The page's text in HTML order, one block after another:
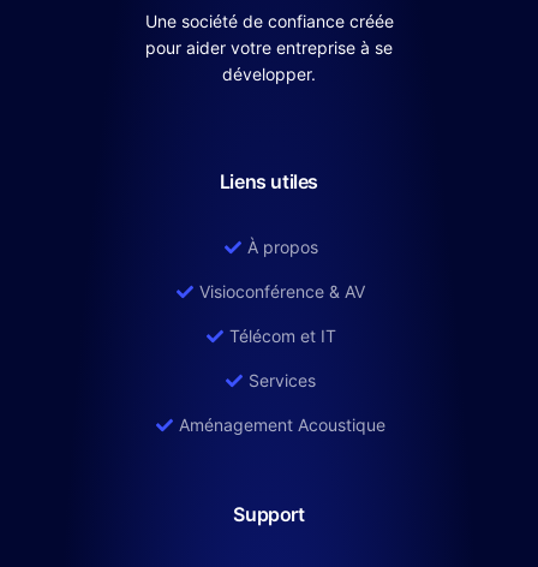
Une société de confiance créée
pour aider votre entreprise à se
développer.
Liens utiles
À propos
Visioconférence & AV
Télécom et IT
Services
Aménagement Acoustique
Support